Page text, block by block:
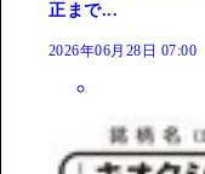
正まで...
2026年06月28日 07:00